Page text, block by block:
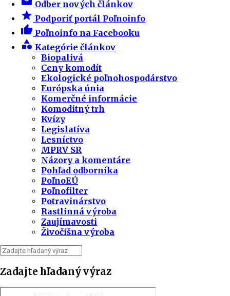
Odber nových článkov
star Podporiť portál Poľnoinfo
thumb_up Poľnoinfo na Facebooku
category Kategórie článkov
Biopalivá
Ceny komodít
Ekologické poľnohospodárstvo
Európska únia
Komerčné informácie
Komoditný trh
Kvízy
Legislatíva
Lesníctvo
MPRV SR
Názory a komentáre
Pohľad odborníka
PoľnoEÚ
Poľnofilter
Potravinárstvo
Rastlinná výroba
Zaujímavosti
Živočíšna výroba
Zadajte hľadaný výraz